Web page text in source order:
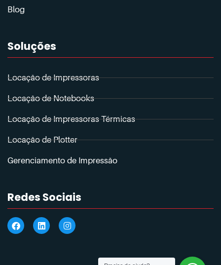
Blog
Soluções
Locação de Impressoras
Locação de Notebooks
Locação de Impressoras Térmicas
Locação de Plotter
Gerenciamento de Impressão
Redes Sociais